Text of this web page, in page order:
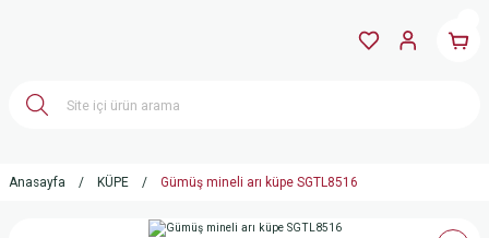
Anasayfa KÜPE Gümüş mineli arı küpe SGTL8516